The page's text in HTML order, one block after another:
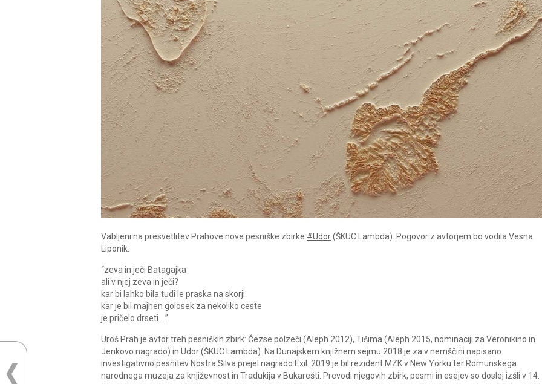
Vabljeni na presvetlitev Prahove nove pesniške zbirke #Udor(ŠKUC Lambda). Pogovor z avtorjem bo vodila Vesna
Liponik.
“zeva in ječi Batagajka
ali v njej zeva in ječi?
kar bi lahko bila tudi le praska na skorji
kar je bil majhen golosek za nekoliko ceste
je pričelo drseti …”
Uroš Prah je avtor treh pesniških zbirk: Čezse polzeči (Aleph 2012), Tišima (Aleph 2015, nominaciji za Veronikino in
Jenkovo nagrado) in Udor (ŠKUC Lambda). Na Dunajskem knjižnem sejmu 2018 je za v nemščini napisano
investigativno pesnitev Nostra Silva prejel nagrado Exil. 2019 je bil rezident MZK v New Yorku ter Romunskega
narodnega muzeja za književnost in Tradukija v Bukarešti. Prevodi njegovih zbirk, pesmi in esejev so doslej izšli v 14.